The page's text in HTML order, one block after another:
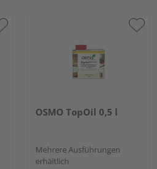
OSMO TopOil 0,5 l
Mehrere Ausführungen
erhältlich